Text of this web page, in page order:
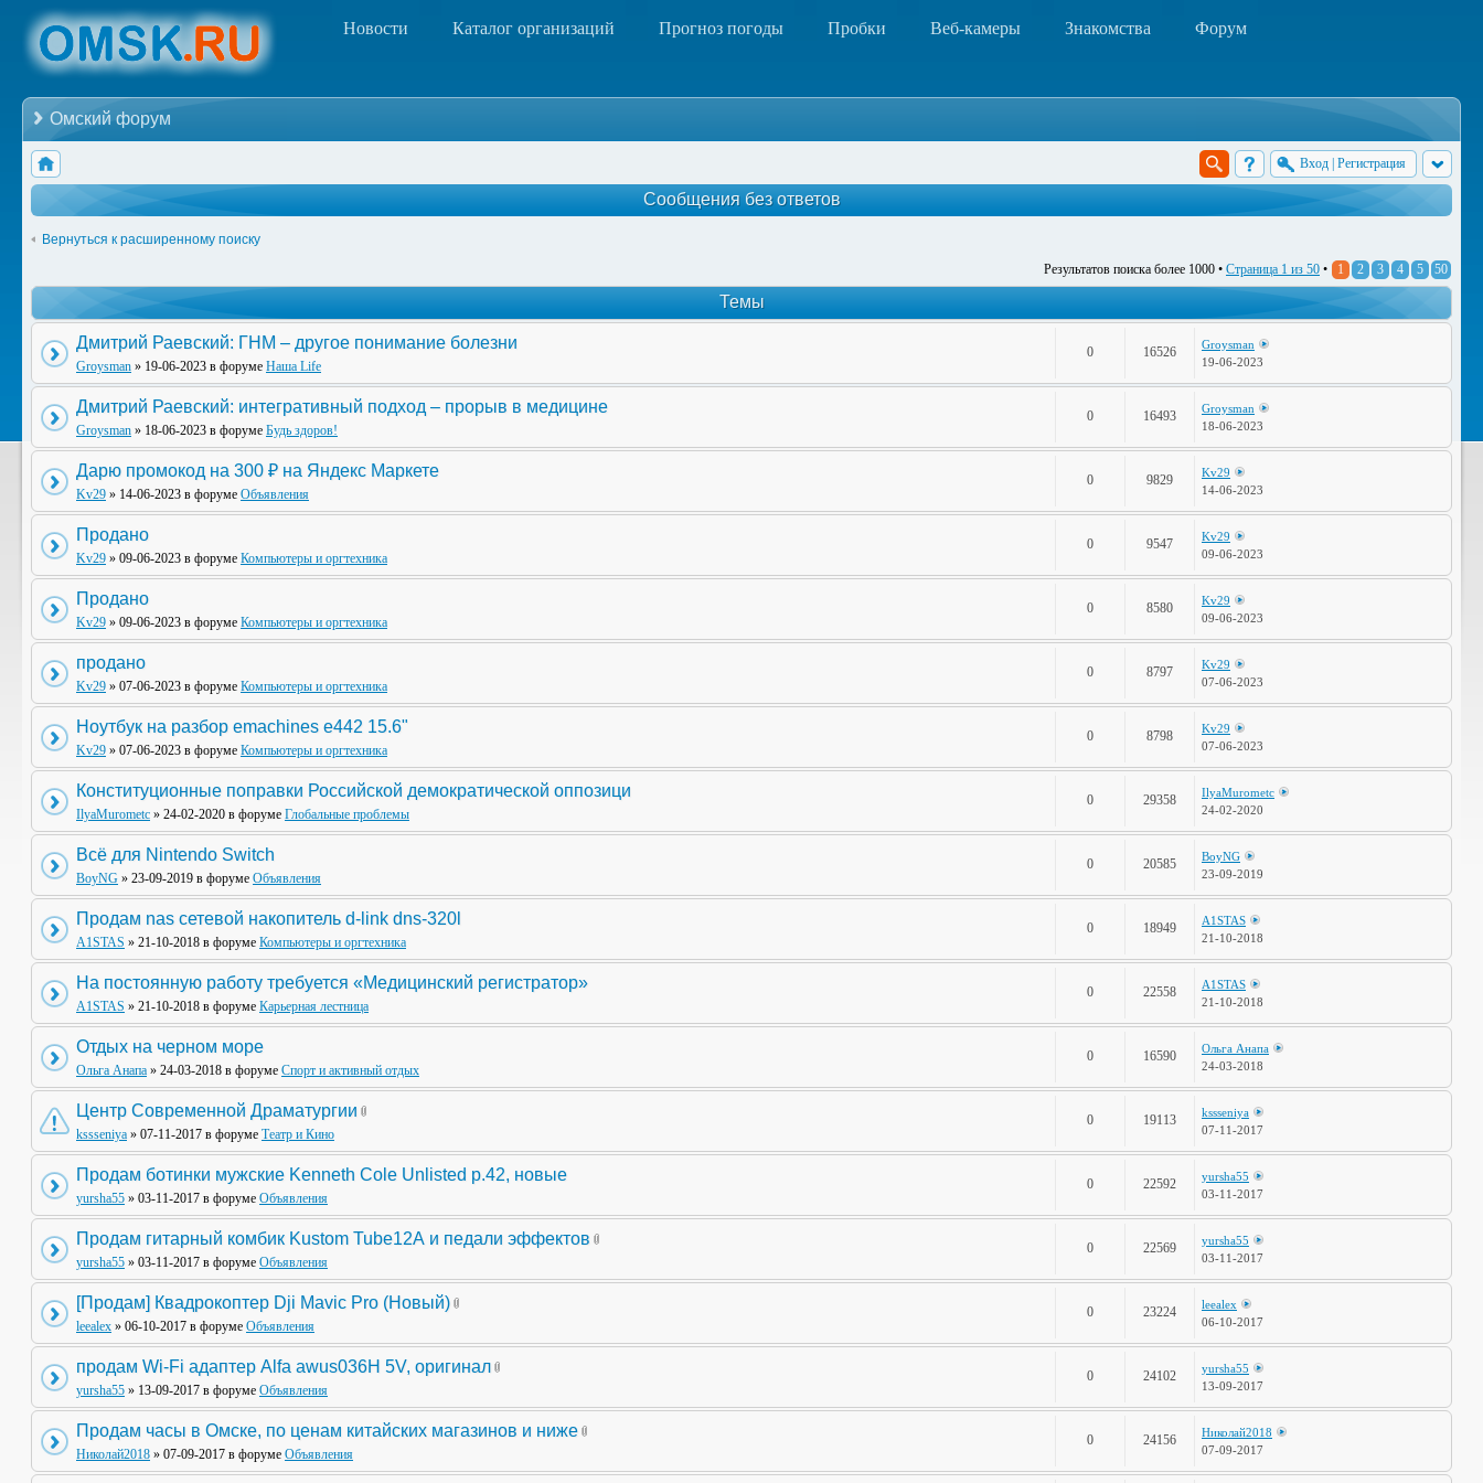
Новости Каталог организаций Прогноз погоды Пробки Веб-камеры Знакомства Форум
Омский форум
Вход Регистрация
Сообщения без ответов
Вернуться к расширенному поиску
Результатов поиска более 1000 • Страница 1 из 50 • 1 2 3 4 5 50
Темы
Дмитрий Раевский: ГНМ – другое понимание болезни
Groysman » 19-06-2023 в форуме Наша Life
0 16526
Groysman
19-06-2023
Дмитрий Раевский: интегративный подход – прорыв в медицине
Groysman » 18-06-2023 в форуме Будь здоров!
0 16493
Groysman
18-06-2023
Дарю промокод на 300 ₽ на Яндекс Маркете
Kv29 » 14-06-2023 в форуме Объявления
0 9829
Kv29
14-06-2023
Продано
Kv29 » 09-06-2023 в форуме Компьютеры и оргтехника
0 9547
Kv29
09-06-2023
Продано
Kv29 » 09-06-2023 в форуме Компьютеры и оргтехника
0 8580
Kv29
09-06-2023
продано
Kv29 » 07-06-2023 в форуме Компьютеры и оргтехника
0 8797
Kv29
07-06-2023
Ноутбук на разбор emachines e442 15.6"
Kv29 » 07-06-2023 в форуме Компьютеры и оргтехника
0 8798
Kv29
07-06-2023
Конституционные поправки Российской демократической оппозици
IlyaMurometc » 24-02-2020 в форуме Глобальные проблемы
0 29358
IlyaMurometc
24-02-2020
Всё для Nintendo Switch
BoyNG » 23-09-2019 в форуме Объявления
0 20585
BoyNG
23-09-2019
Продам nas сетевой накопитель d-link dns-320l
A1STAS » 21-10-2018 в форуме Компьютеры и оргтехника
0 18949
A1STAS
21-10-2018
На постоянную работу требуется «Медицинский регистратор»
A1STAS » 21-10-2018 в форуме Карьерная лестница
0 22558
A1STAS
21-10-2018
Отдых на черном море
Ольга Анапа » 24-03-2018 в форуме Спорт и активный отдых
0 16590
Ольга Анапа
24-03-2018
Центр Современной Драматургии
kssseniya » 07-11-2017 в форуме Театр и Кино
0 19113
kssseniya
07-11-2017
Продам ботинки мужские Kenneth Cole Unlisted р.42, новые
yursha55 » 03-11-2017 в форуме Объявления
0 22592
yursha55
03-11-2017
Продам гитарный комбик Kustom Tube12А и педали эффектов
yursha55 » 03-11-2017 в форуме Объявления
0 22569
yursha55
03-11-2017
[Продам] Квадрокоптер Dji Mavic Pro (Новый)
leealex » 06-10-2017 в форуме Объявления
0 23224
leealex
06-10-2017
продам Wi-Fi адаптер Alfa awus036H 5V, оригинал
yursha55 » 13-09-2017 в форуме Объявления
0 24102
yursha55
13-09-2017
Продам часы в Омске, по ценам китайских магазинов и ниже
Николай2018 » 07-09-2017 в форуме Объявления
0 24156
Николай2018
07-09-2017